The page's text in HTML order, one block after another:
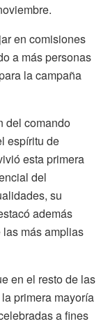
en comisiones
a más personas
la campaña
del comando
espíritu de
esta primera
del
su
además
más amplias
en el resto de las
primera mayoría
a fines